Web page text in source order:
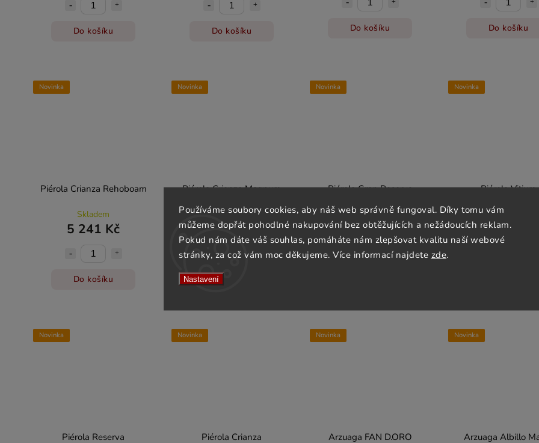
Používáme soubory cookies, aby náš web správně fungoval. Díky tomu vám
můžeme dopřát pohodlné nakupování bez obtěžujících a nežádoucích reklam.
Pokud nám dáte váš souhlas, pomáháte nám zlepšovat kvalitu naší webové
stránky, za což vám moc děkujeme. Více informací najdete zde.
Nastavení
Do košíku Do košíku Do košíku Do košíku
Novinka
Piérola Crianza Rehoboam
Skladem
5 241 Kč
Do košíku
Novinka
Piérola Crianza Magnum
Skladem
866 Kč
Do košíku
Novinka
Piérola Gran Reserva
Skladem
744 Kč
Novinka
Piérola Vitium
Skladem
1 203 Kč
Novinka
Piérola Reserva
Novinka
Piérola Crianza
Novinka
Arzuaga FAN D.ORO
Novinka
Arzuaga Albillo